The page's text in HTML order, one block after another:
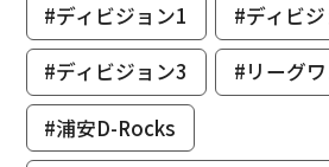
#ディビジョン1
#ディビ
#ディビジョン3
#リーグ
#浦安D-Rocks